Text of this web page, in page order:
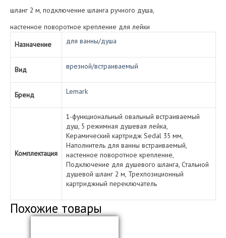
шланг 2 м, подключение шланга ручного душа,
настенное поворотное крепление для лейки
Назначение
для ванны/душа
Вид врезной/встраиваемый
Бренд Lemark
Комплектация
1-функциональный овальный встраиваемый
душ, 5 режимная душевая лейка,
Керамический картридж Sedal 35 мм,
Наполнитель для ванны встраиваемый,
настенное поворотное крепление,
Подключение для душевого шланга, Стальной
душевой шланг 2 м, Трехпозиционный
картриджный переключатель
Похожие товары